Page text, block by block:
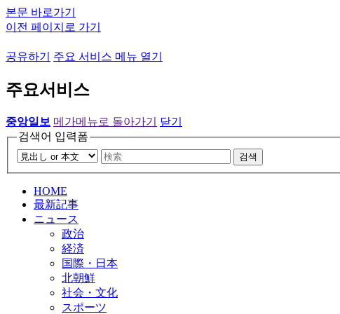
본문 바로가기
이전 페이지로 가기
공유하기 주요 서비스 메뉴 열기
주요서비스
중앙일보 메가메뉴로 돌아가기
닫기
검색어 입력폼
검색
HOME
最新記事
ニュース
政治
経済
国際・日本
北朝鮮
社会・文化
スポーツ